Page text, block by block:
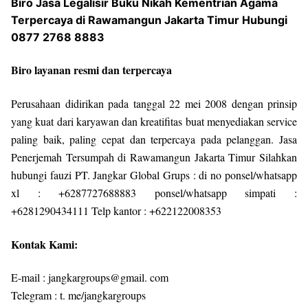
Terpercaya di Rawamangun Jakarta Timur Hubungi
0877 2768 8883
Biro layanan resmi dan terpercaya
Perusahaan didirikan pada tanggal 22 mei 2008 dengan prinsip
yang kuat dari karyawan dan kreatifitas buat menyediakan service
paling baik, paling cepat dan terpercaya pada pelanggan. Jasa
Penerjemah Tersumpah di Rawamangun Jakarta Timur Silahkan
hubungi fauzi PT. Jangkar Global Grups : di no ponsel/whatsapp
xl : +6287727688883 ponsel/whatsapp simpati :
+6281290434111 Telp kantor : +622122008353
Kontak Kami:
E-mail : jangkargroups@gmail. com
Telegram : t. me/jangkargroups